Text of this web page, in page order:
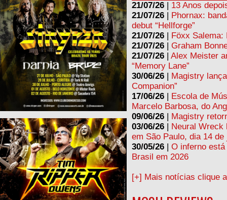
21/07/26
13 Anos
21/07/26
Phornax:
debut “Hellforge”
21/07/26
Föxx Salema:
21/07/26
Graham
21/07/26
Alex Meister
“Memory Lane”
30/06/26
Magistry
Companion”
17/06/26
Escola de
Marcelo Barbosa, do
09/06/26
Magistry
03/06/26
Neural Wreck
em São Paulo, dia 14 de
30/05/26
O inferno
Brasil em 2026
[+] Mais notícias clique